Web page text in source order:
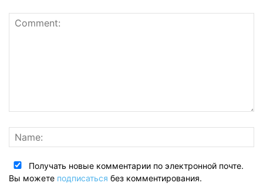
Получать новые комментарии по электронной почте.
Вы можете подписаться без комментирования.